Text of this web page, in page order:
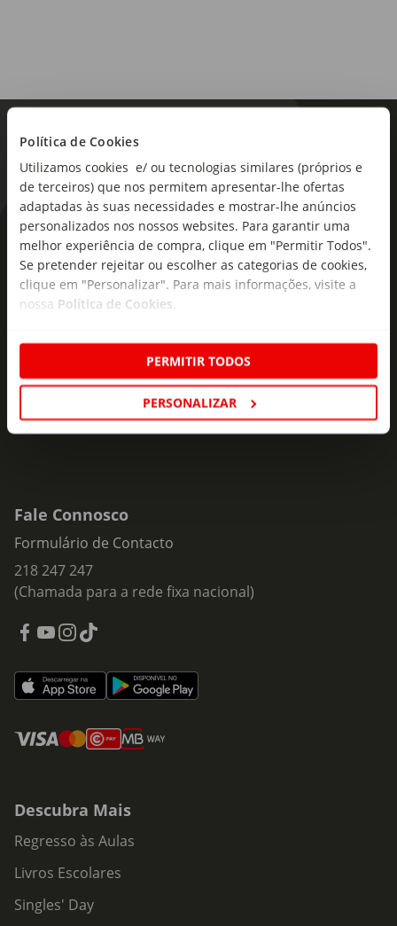
Política de Cookies
Utilizamos cookies e/ ou tecnologias similares (próprios e
de terceiros) que nos permitem apresentar-lhe ofertas
adaptadas às suas necessidades e mostrar-lhe anúncios
personalizados nos nossos websites. Para garantir uma
melhor experiência de compra, clique em "Permitir Todos".
Se pretender rejeitar ou escolher as categorias de cookies,
clique em "Personalizar". Para mais informações, visite a
nossa Política de Cookies
PERMITIR TODOS
PERSONALIZAR
As novidades mais frescas no
seu e-mail!
Subscreva e descubra campanhas exclusivas,
Subscrever
Fale Connosco
Formulário de Contacto
218 247 247
(Chamada para a rede fixa nacional)
Descubra Mais
Regresso às Aulas
Livros Escolares
Singles' Day